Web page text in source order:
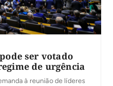
ser votado
de urgência
à reunião de líderes